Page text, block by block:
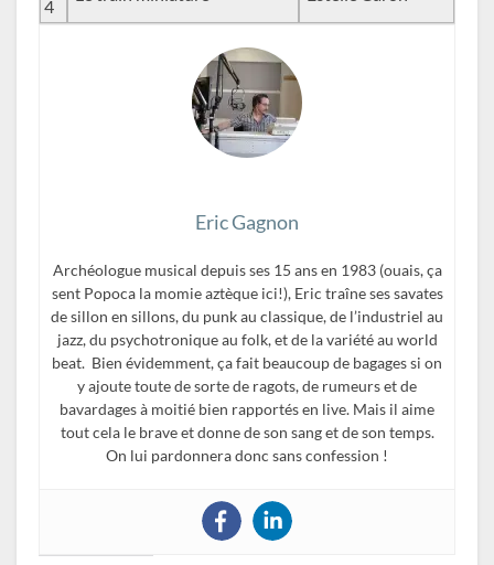
4
Eric Gagnon
Archéologue musical depuis ses 15 ans en 1983 (ouais, ça
sent Popoca la momie aztèque ici!), Eric traîne ses savates
de sillon en sillons, du punk au classique, de l’industriel au
jazz, du psychotronique au folk, et de la variété au world
beat. Bien évidemment, ça fait beaucoup de bagages si on
y ajoute toute de sorte de ragots, de rumeurs et de
bavardages à moitié bien rapportés en live. Mais il aime
tout cela le brave et donne de son sang et de son temps.
On lui pardonnera donc sans confession !